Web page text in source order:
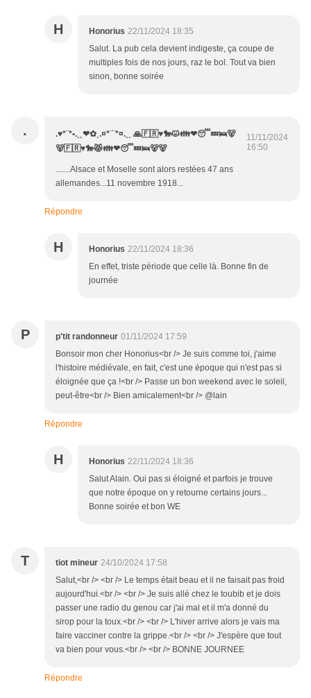
H Honorius 22/11/2024 18:35
Salut. La pub cela devient indigeste, ça coupe de
multiples fois de nos jours, raz le bol. Tout va bien
sinon, bonne soirée
.
.♥*¨*•.¸¸❤✿¸.¤*¨¨*¤.¸¸ 🙏🇫🇷♥️🐎😾👪❤😴💤🛌🐻
🐻🇫🇷♥️🐎😾👪❤😴💤🛌🐻🐻
11/11/2024
16:50
.......Alsace et Moselle sont alors restées 47 ans
allemandes...11 novembre 1918...
Répondre
H Honorius 22/11/2024 18:36
En effet, triste période que celle là. Bonne fin de
journée
P p'tit randonneur 01/11/2024 17:59
Bonsoir mon cher Honorius<br /> Je suis comme toi, j'aime
l'histoire médiévale, en fait, c'est une époque qui n'est pas si
éloignée que ça !<br /> Passe un bon weekend avec le soleil,
peut-être<br /> Bien amicalement<br /> @lain
Répondre
H Honorius 22/11/2024 18:36
Salut Alain. Oui pas si éloigné et parfois je trouve
que notre époque on y retourne certains jours...
Bonne soirée et bon WE
T tiot mineur 24/10/2024 17:58
Salut,<br /> <br /> Le temps était beau et il ne faisait pas froid
aujourd'hui.<br /> <br /> Je suis allé chez le toubib et je dois
passer une radio du genou car j'ai mal et il m'a donné du
sirop pour la toux.<br /> <br /> L'hiver arrive alors je vais ma
faire vacciner contre la grippe.<br /> <br /> J'espère que tout
va bien pour vous.<br /> <br /> BONNE JOURNEE
Répondre